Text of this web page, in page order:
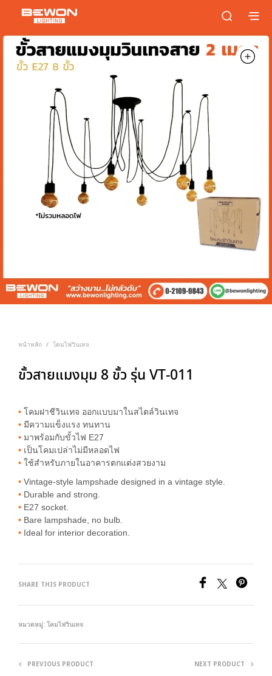
หน้าหลัก / โคมไฟวินเทจ
ขั้วสายแมงมุม 8 ขั้ว รุ่น VT-011
• โคมฝาชีวินเทจ ออกแบบมาในสไตล์วินเทจ
• มีความแข็งแรง ทนทาน
• มาพร้อมกับขั้วไฟ E27
• เป็นโคมเปล่าไม่มีหลอดไฟ
• ใช้สำหรับภายในอาคารตกแต่งสวยงาม
• Vintage-style lampshade designed in a vintage style.
• Durable and strong.
• E27 socket.
• Bare lampshade, no bulb.
• Ideal for interior decoration.
SHARE THIS PRODUCT
หมวดหมู่: โคมไฟวินเทจ
PREVIOUS PRODUCT NEXT PRODUCT